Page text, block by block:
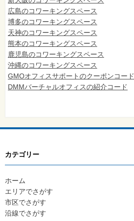
広島のコワーキングスペース
博多のコワーキングスペース
天神のコワーキングスペース
熊本のコワーキングスペース
鹿児島のコワーキングスペース
沖縄のコワーキングスペース
GMOオフィスサポートのクーポンコード
DMMバーチャルオフィスの紹介コード
カテゴリー
ホーム
エリアでさがす
市区でさがす
沿線でさがす